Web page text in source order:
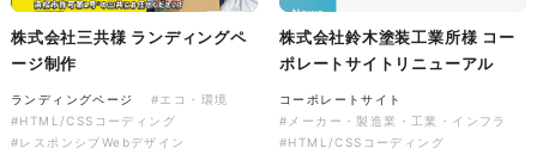
株式会社三共様 ランディングペ
ージ制作
ランディングページ
#エコ・環境
#HTML/CSSコーディング
#レスポンシブWebデザイン
株式会社鈴木塗装工業所様 コー
ポレートサイトリニューアル
コーポレートサイト
#メーカー・製造業・工業・インフラ
#HTML/CSSコーディング